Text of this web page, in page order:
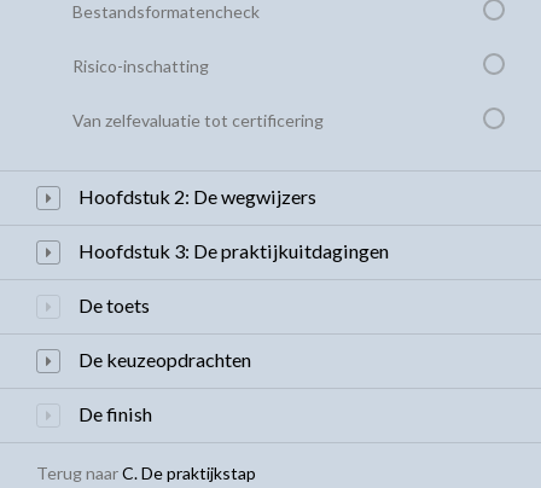
Bestandsformatencheck
Risico-inschatting
Van zelfevaluatie tot certificering
Hoofdstuk 2: De wegwijzers
Hoofdstuk 3: De praktijkuitdagingen
De toets
De keuzeopdrachten
De finish
Terug naarC. De praktijkstap